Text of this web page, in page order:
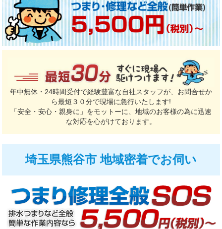
年中無休・24時間受付で経験豊富な自社スタッフが、お問合せか
ら最短３０分で現場に急行いたします!
「安全・安心・親身に」をモットーに、地域のお客様の為に迅速
な対応を心がけております。
埼玉県熊谷市 地域密着でお伺い